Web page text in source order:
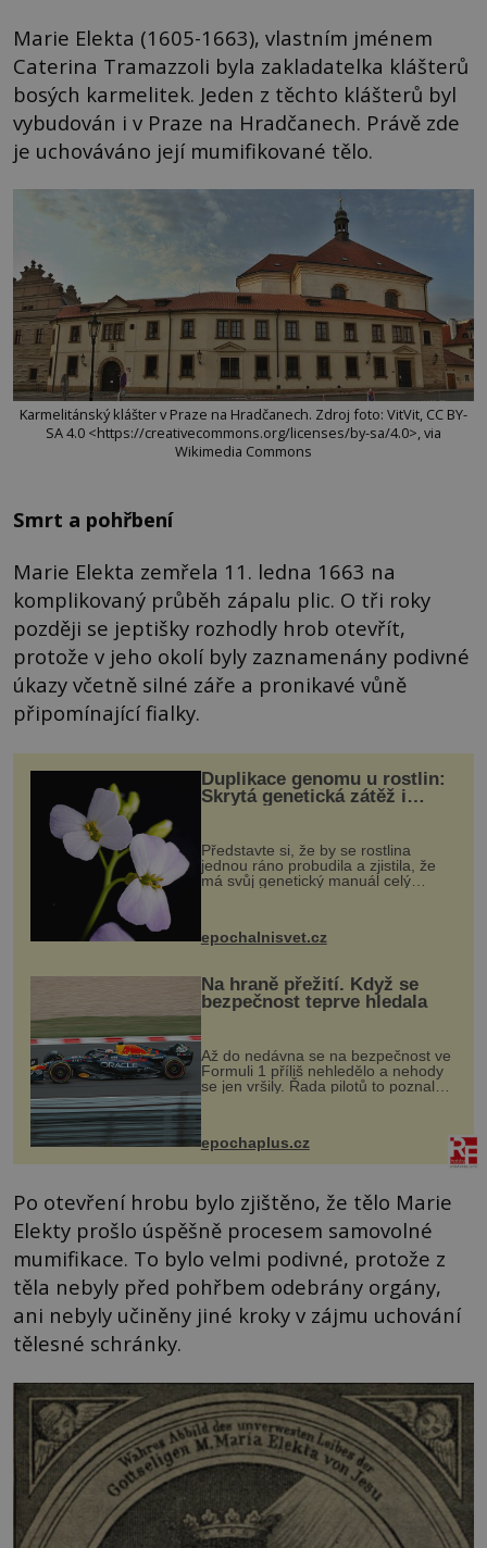
Marie Elekta (1605-1663), vlastním jménem
Caterina Tramazzoli byla zakladatelka klášterů
bosých karmelitek. Jeden z těchto klášterů byl
vybudován i v Praze na Hradčanech. Právě zde
je uchováváno její mumifikované tělo.
Karmelitánský klášter v Praze na Hradčanech. Zdroj foto: VitVit, CC BY-
SA 4.0 <https://creativecommons.org/licenses/by-sa/4.0>, via
Wikimedia Commons
Smrt a pohřbení
Marie Elekta zemřela 11. ledna 1663 na
komplikovaný průběh zápalu plic. O tři roky
později se jeptišky rozhodly hrob otevřít,
protože v jeho okolí byly zaznamenány podivné
úkazy včetně silné záře a pronikavé vůně
připomínající fialky.
Duplikace genomu u rostlin:
Skrytá genetická zátěž i
Představte si, že by se rostlina
jednou ráno probudila a zjistila, že
má svůj genetický manuál celý
vstupenka...
epochalnisvet.cz
Na hraně přežití. Když se
bezpečnost teprve hledala
Až do nedávna se na bezpečnost ve
Formuli 1 příliš nehledělo a nehody
se jen vršily. Řada pilotů to poznala
na vlastní kůži, často s trvalými
následky nebo bohužel i ztrátou
života. Dnes nepochopiteln...
epochaplus.cz
Po otevření hrobu bylo zjištěno, že tělo Marie
Elekty prošlo úspěšně procesem samovolné
mumifikace. To bylo velmi podivné, protože z
těla nebyly před pohřbem odebrány orgány,
ani nebyly učiněny jiné kroky v zájmu uchování
tělesné schránky.